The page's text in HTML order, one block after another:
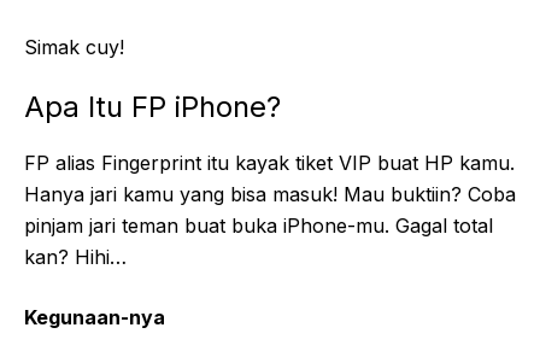
Simak cuy!
Apa Itu FP iPhone?
FP alias Fingerprint itu kayak tiket VIP buat HP kamu.
Hanya jari kamu yang bisa masuk! Mau buktiin? Coba
pinjam jari teman buat buka iPhone-mu. Gagal total
kan? Hihi…
Kegunaan-nya